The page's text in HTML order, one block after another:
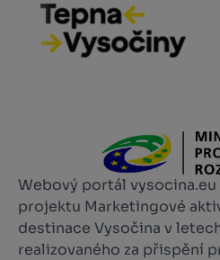
Webový portál
projektu Marketingové
destinace Vysočina v
realizovaného za přispění